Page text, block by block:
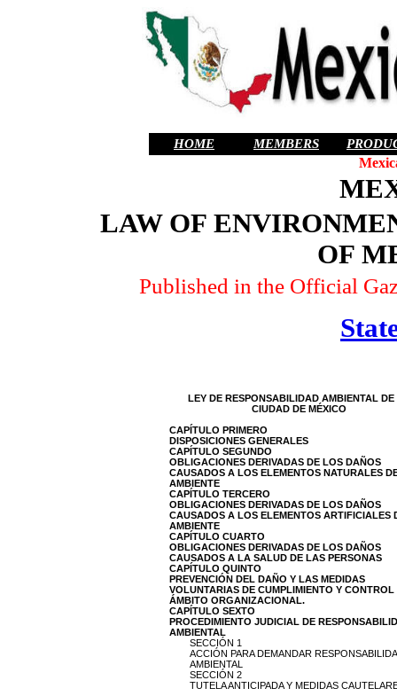
HOME MEMBERS
LAW OF
OF
Published in the Official
LEY DE RESPONSABILIDAD AMBIENTAL DE
CIUDAD DE MÉXICO
CAPÍTULO PRIMERO
DISPOSICIONES GENERALES
CAPÍTULO SEGUNDO
OBLIGACIONES DERIVADAS DE LOS DAÑOS
CAUSADOS A LOS ELEMENTOS NATURALES
AMBIENTE
CAPÍTULO TERCERO
OBLIGACIONES DERIVADAS DE LOS DAÑOS
CAUSADOS A LOS ELEMENTOS ARTIFICIALES
AMBIENTE
CAPÍTULO CUARTO
OBLIGACIONES DERIVADAS DE LOS DAÑOS
CAUSADOS A LA SALUD DE LAS PERSONAS
CAPÍTULO QUINTO
PREVENCIÓN DEL DAÑO Y LAS MEDIDAS
VOLUNTARIAS DE CUMPLIMIENTO Y CONTROL
ÁMBITO ORGANIZACIONAL.
CAPÍTULO SEXTO
PROCEDIMIENTO JUDICIAL DE
AMBIENTAL
SECCIÓN 1
ACCIÓN PARA DEMANDAR
AMBIENTAL
SECCIÓN 2
TUTELA ANTICIPADA Y MEDIDAS